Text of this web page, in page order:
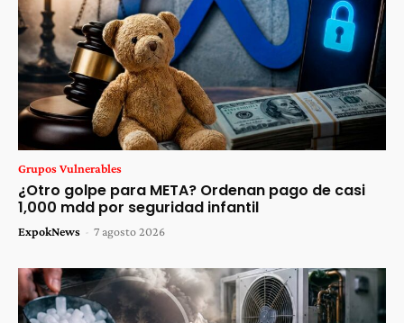
Grupos Vulnerables
¿Otro golpe para META? Ordenan pago de casi
1,000 mdd por seguridad infantil
ExpokNews - 7 agosto 2026